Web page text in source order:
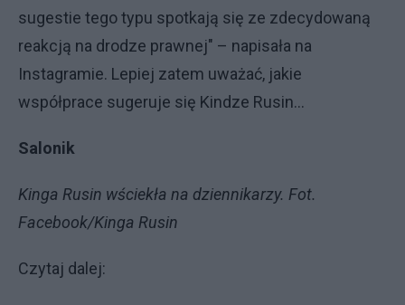
sugestie tego typu spotkają się ze zdecydowaną
reakcją na drodze prawnej" – napisała na
Instagramie. Lepiej zatem uważać, jakie
współprace sugeruje się Kindze Rusin...
Salonik
Kinga Rusin wściekła na dziennikarzy. Fot.
Facebook/Kinga Rusin
Czytaj dalej: